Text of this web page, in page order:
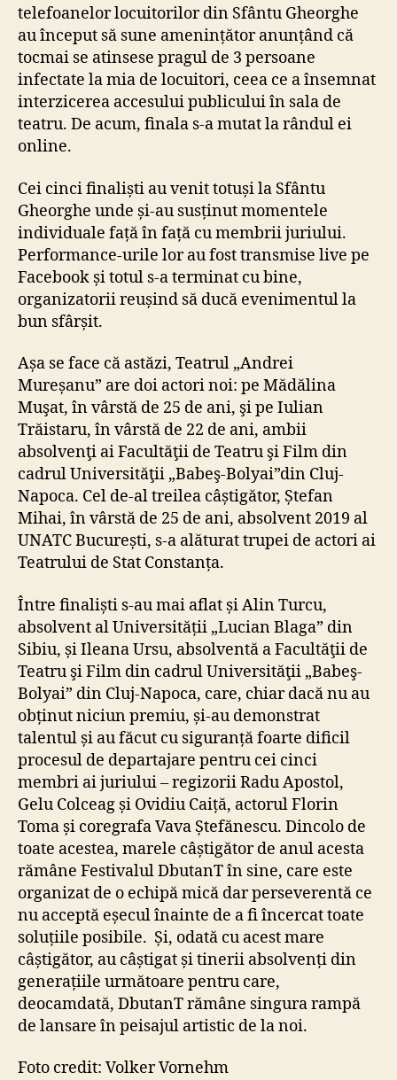
telefoanelor locuitorilor din Sfântu Gheorghe
au început să sune amenințător anunțând că
tocmai se atinsese pragul de 3 persoane
infectate la mia de locuitori, ceea ce a însemnat
interzicerea accesului publicului în sala de
teatru. De acum, finala s-a mutat la rândul ei
online.
Cei cinci finaliști au venit totuși la Sfântu
Gheorghe unde și-au susținut momentele
individuale față în față cu membrii juriului.
Performance-urile lor au fost transmise live pe
Facebook și totul s-a terminat cu bine,
organizatorii reușind să ducă evenimentul la
bun sfârșit.
Așa se face că astăzi, Teatrul „Andrei
Mureșanu” are doi actori noi: pe Mădălina
Muşat, în vârstă de 25 de ani, şi pe Iulian
Trăistaru, în vârstă de 22 de ani, ambii
absolvenţi ai Facultăţii de Teatru şi Film din
cadrul Universităţii „Babeş-Bolyai”din Cluj-
Napoca. Cel de-al treilea câștigător, Ștefan
Mihai, în vârstă de 25 de ani, absolvent 2019 al
UNATC București, s-a alăturat trupei de actori ai
Teatrului de Stat Constanța.
Între finaliști s-au mai aflat și Alin Turcu,
absolvent al Universității „Lucian Blaga” din
Sibiu, și Ileana Ursu, absolventă a Facultăţii de
Teatru şi Film din cadrul Universităţii „Babeş-
Bolyai” din Cluj-Napoca, care, chiar dacă nu au
obținut niciun premiu, și-au demonstrat
talentul și au făcut cu siguranță foarte dificil
procesul de departajare pentru cei cinci
membri ai juriului – regizorii Radu Apostol,
Gelu Colceag și Ovidiu Caiță, actorul Florin
Toma și coregrafa Vava Ștefănescu. Dincolo de
toate acestea, marele câștigător de anul acesta
rămâne Festivalul DbutanT în sine, care este
organizat de o echipă mică dar perseverentă ce
nu acceptă eșecul înainte de a fi încercat toate
soluțiile posibile. Și, odată cu acest mare
câștigător, au câștigat și tinerii absolvenți din
generațiile următoare pentru care,
deocamdată, DbutanT rămâne singura rampă
de lansare în peisajul artistic de la noi.
Foto credit: Volker Vornehm